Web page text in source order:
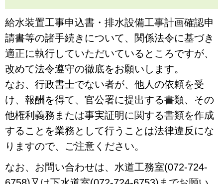
給水装置工事申込書・排水設備工事計画確認申
請書等の諸手続きについて、関係法令に基づき
適正に執行していただいているところですが、
改めて法令遵守の徹底をお願いします。
なお、行政書士でない者が、他人の依頼を受
け、報酬を得て、官公署に提出する書類、その
他権利義務または事実証明に関する書類を作成
することを業務として行うことは法律違反にな
りますので、ご注意ください。
なお、お問い合わせは、水道工務室(072-724-